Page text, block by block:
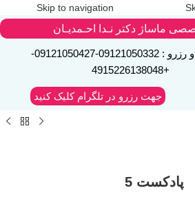
Skip to navigation
ماساژ دکتر نـدا احـمدیـان
رزرو : 09121050332
-
09121050427
-
+4915226138048
جهت رزرو در تلگرام کلیک کنید
پادکست 5